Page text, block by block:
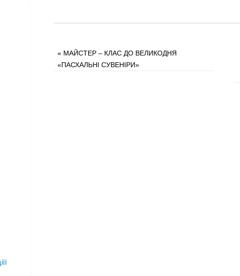
« МАЙСТЕР – КЛАС ДО ВЕЛИКОДНЯ
«ПАСХАЛЬНІ СУВЕНІРИ»